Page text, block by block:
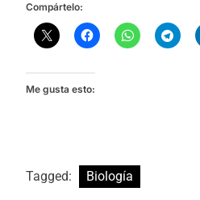
Compártelo:
Me gusta esto:
Tagged: Biología